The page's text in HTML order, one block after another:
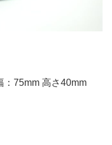
：75mm 高さ40mm